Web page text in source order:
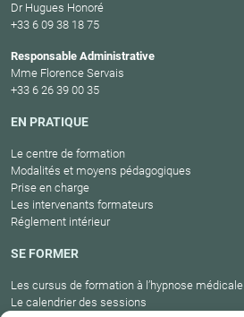
Dr Hugues Honoré
+33 6 09 38 18 75
Responsable Administrative
Mme Florence Servais
+33 6 26 39 00 35
EN PRATIQUE
Le centre de formation
Modalités et moyens pédagogiques
Prise en charge
Les intervenants formateurs
Réglement intérieur
SE FORMER
Les cursus de formation à l’hypnose médicale
Le calendrier des sessions